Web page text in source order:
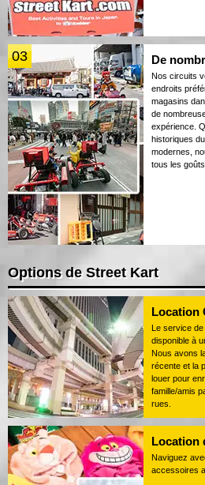
03 De
Nos circuits
endroits
magasins
de
expérience.
historiques
modernes,
tous les
Options de Street Kart
Location
Le service
disponible à
Nous avons
récente et la
louer pour
famille/amis
rues.
Location
Naviguez
accessoires